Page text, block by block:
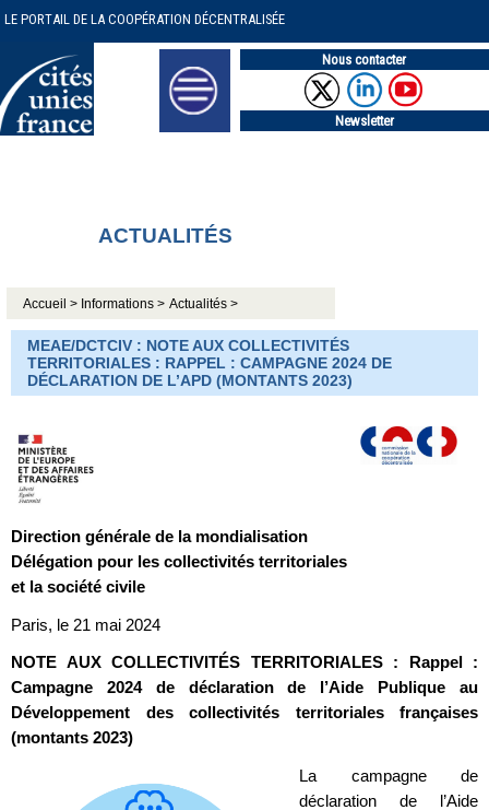
LE PORTAIL DE LA COOPÉRATION DÉCENTRALISÉE
Nous contacter
Newsletter
ACTUALITÉS
Accueil > Informations > Actualités >
MEAE/DCTCIV : NOTE AUX COLLECTIVITÉS
TERRITORIALES : RAPPEL : CAMPAGNE 2024 DE
DÉCLARATION DE L’APD (MONTANTS 2023)
Direction générale de la mondialisation
Délégation pour les collectivités territoriales
et la société civile
Paris, le 21 mai 2024
NOTE AUX COLLECTIVITÉS TERRITORIALES : Rappel :
Campagne 2024 de déclaration de l’Aide Publique au
Développement des collectivités territoriales françaises
(montants 2023)
La campagne de
déclaration de l’Aide